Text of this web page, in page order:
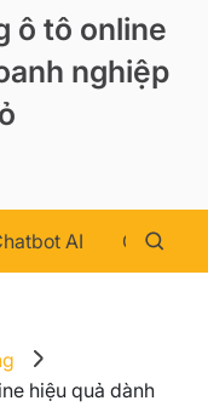
ô tô online
nghiệp
AI Chăm
hiệu quả dành